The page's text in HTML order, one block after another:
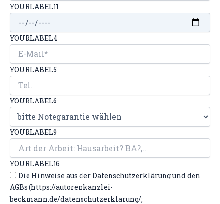
YOURLABEL11
YOURLABEL4
YOURLABEL5
YOURLABEL6
YOURLABEL9
YOURLABEL16
Die Hinweise aus der Datenschutzerklärung und den
AGBs (https://autorenkanzlei-
beckmann.de/datenschutzerklarung/;